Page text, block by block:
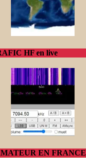
HF en live
EN FRANCE